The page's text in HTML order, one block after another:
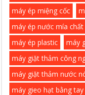
máy ép miệng cốc
máy ép nước mía
máy ép plastic
máy
máy giặt thảm công
máy giặt thảm nước
máy gieo hạt bằng tay